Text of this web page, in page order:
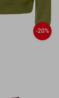
-20%